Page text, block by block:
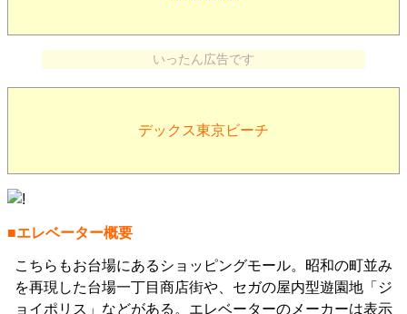
いったん広告です
デックス東京ビーチ
■エレベーター概要
こちらもお台場にあるショッピングモール。昭和の町並み
を再現した台場一丁目商店街や、セガの屋内型遊園地「ジ
ョイポリス」などがある。エレベーターのメーカーは表示